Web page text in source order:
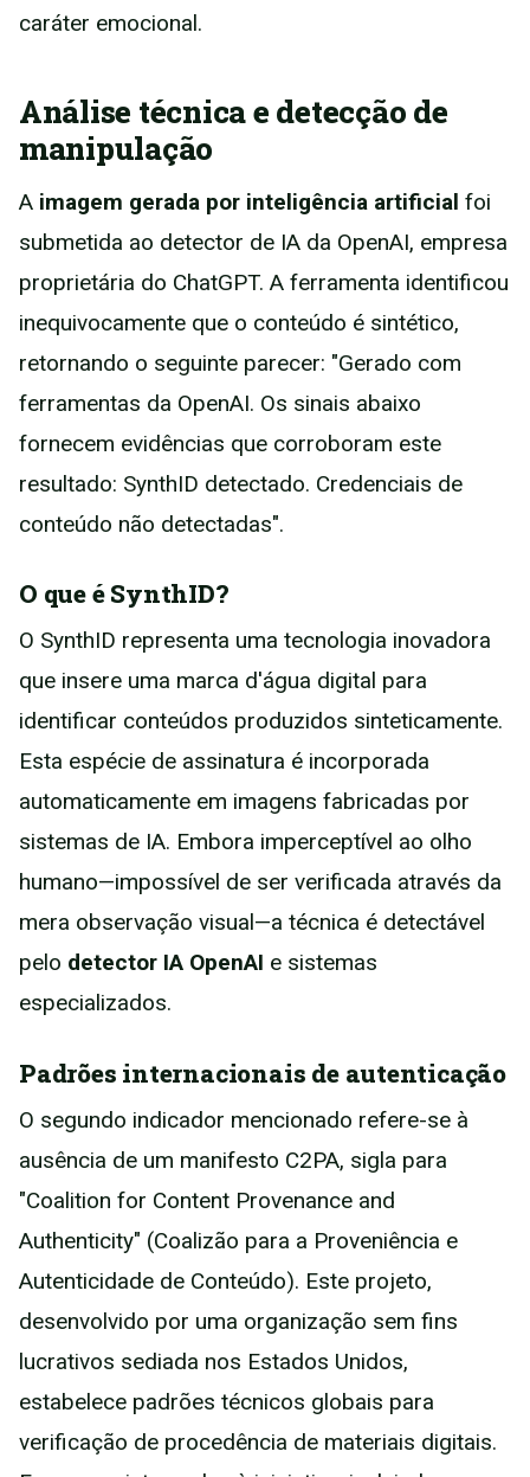
caráter emocional.
Análise técnica e detecção de
manipulação
A imagem gerada por inteligência artificial foi
submetida ao detector de IA da OpenAI, empresa
proprietária do ChatGPT. A ferramenta identificou
inequivocamente que o conteúdo é sintético,
retornando o seguinte parecer: "Gerado com
ferramentas da OpenAI. Os sinais abaixo
fornecem evidências que corroboram este
resultado: SynthID detectado. Credenciais de
conteúdo não detectadas".
O que é SynthID?
O SynthID representa uma tecnologia inovadora
que insere uma marca d'água digital para
identificar conteúdos produzidos sinteticamente.
Esta espécie de assinatura é incorporada
automaticamente em imagens fabricadas por
sistemas de IA. Embora imperceptível ao olho
humano—impossível de ser verificada através da
mera observação visual—a técnica é detectável
pelo detector IA OpenAI e sistemas
especializados.
Padrões internacionais de autenticação
O segundo indicador mencionado refere-se à
ausência de um manifesto C2PA, sigla para
"Coalition for Content Provenance and
Authenticity" (Coalizão para a Proveniência e
Autenticidade de Conteúdo). Este projeto,
desenvolvido por uma organização sem fins
lucrativos sediada nos Estados Unidos,
estabelece padrões técnicos globais para
verificação de procedência de materiais digitais.